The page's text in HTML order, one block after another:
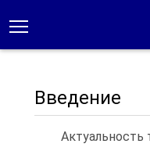
Введение
Актуальность